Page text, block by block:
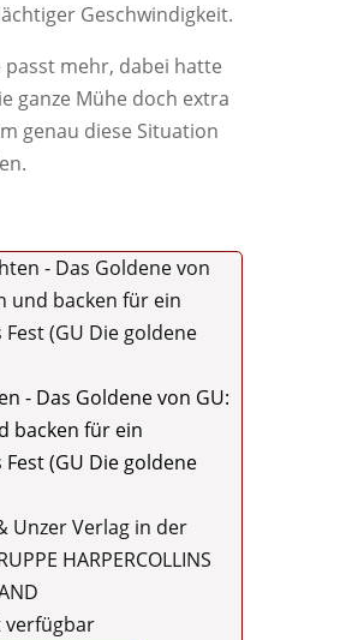
Geschwindigkeit.
passt mehr, dabei hatte
ganze Mühe doch extra
genau diese Situation
- Das Goldene von GU:
backen für ein
Fest (GU Die goldene
Unzer Verlag in der
HARPERCOLLINS
verfügbar